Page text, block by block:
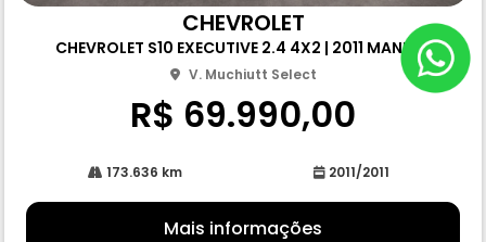
rtil
CHEVROLET
CHEVROLET S10 EXECUTIVE 2.4 4X2 | 2011 MANUAL
V. Muchiutt Select
R$ 69.990,00
173.636 km 2011/2011
Mais informações